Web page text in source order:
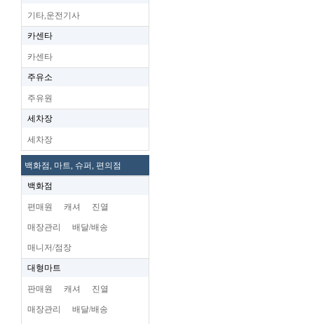
기타,운전기사
카센타
카센타
주유소
주유원
세차장
세차장
백화점, 마트, 슈퍼, 편의점
백화점
편매원 캐셔 진열
매장관리 배달/배송
매니저/점장
대형마트
판매원 캐셔 진열
매장관리 배달/배송